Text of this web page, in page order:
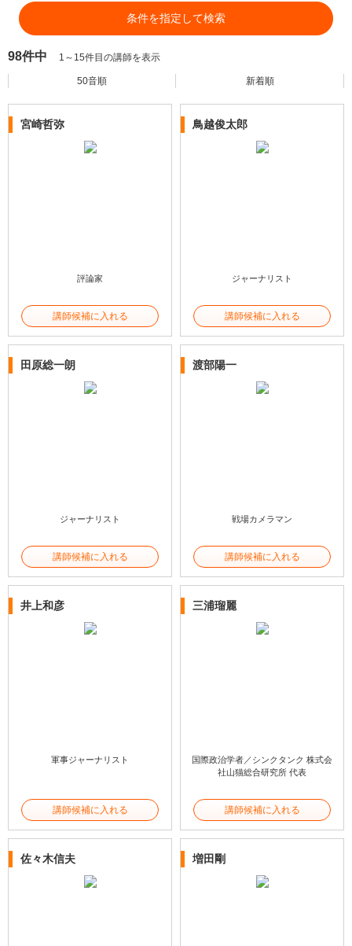
条件を指定して検索
98件中 1～15件目の講師を表示
50音順 新着順
宮崎哲弥
評論家
講師候補に入れる
鳥越俊太郎
ジャーナリスト
講師候補に入れる
田原総一朗
ジャーナリスト
講師候補に入れる
渡部陽一
戦場カメラマン
講師候補に入れる
井上和彦
軍事ジャーナリスト
講師候補に入れる
三浦瑠麗
国際政治学者／シンクタンク 株式会
社山猫総合研究所 代表
講師候補に入れる
佐々木信夫 増田剛